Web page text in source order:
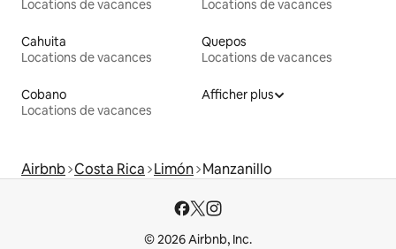
Locations de vacances
Locations de vacances
Cahuita
Locations de vacances
Quepos
Locations de vacances
Cobano
Locations de vacances
Afficher plus
Airbnb Costa Rica Limón Manzanillo
© 2026 Airbnb, Inc.